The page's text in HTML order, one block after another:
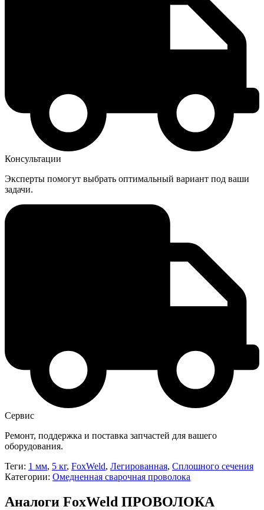
Консультации
Эксперты помогут выбрать оптимальный вариант под ваши
задачи.
Сервис
Ремонт, поддержка и поставка запчастей для вашего
оборудования.
Теги: 1 мм, 5 кг, FoxWeld, Легированная, Сплошного сечения
Категории: Омедненная сварочная проволока
Аналоги FoxWeld ПРОВОЛОКА